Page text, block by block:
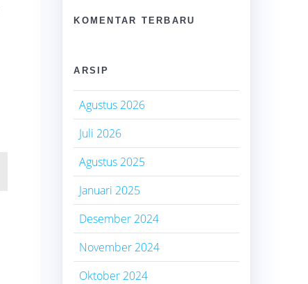
KOMENTAR TERBARU
ARSIP
Agustus 2026
Juli 2026
Agustus 2025
Januari 2025
Desember 2024
November 2024
Oktober 2024